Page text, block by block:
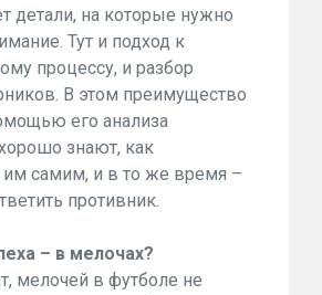
детали, на которые нужно
Тут и подход к
процессу, и разбор
В этом преимущество
его анализа
знают, как
им самим, и в то же время –
противник.
– в мелочах?
мелочей в футболе не